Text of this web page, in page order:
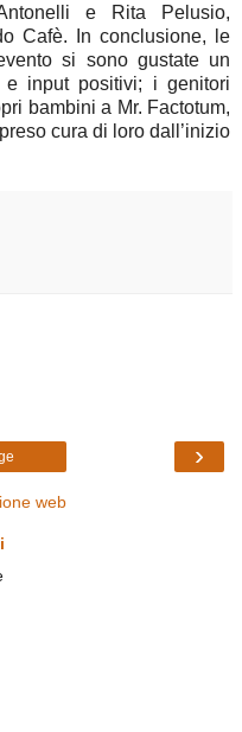
e Rita Pelusio,
Cafè. In conclusione, le
si sono gustate un
e input positivi; i genitori
bambini a Mr. Factotum,
cura di loro dall’inizio
›
web